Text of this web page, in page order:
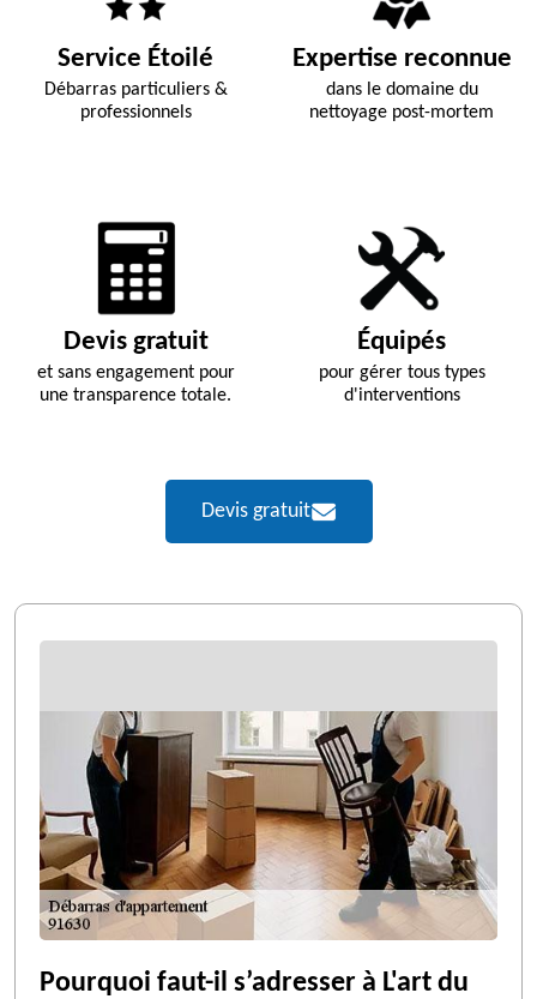
Service Étoilé
Débarras particuliers &
professionnels
Expertise reconnue
dans le domaine du
nettoyage post-mortem
Devis gratuit
et sans engagement pour
une transparence totale.
Équipés
pour gérer tous types
d'interventions
Devis gratuit
Pourquoi faut-il s’adresser à L'art du